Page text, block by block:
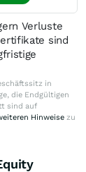
Verluste
sind
in
die Endgültigen
sind auf
Hinweise zu